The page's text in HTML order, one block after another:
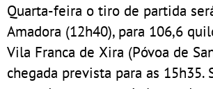
Quarta-feira o tiro de partida
Amadora (12h40), para 106,6
Vila Franca de Xira (Póvoa de
chegada prevista para as 15h35.